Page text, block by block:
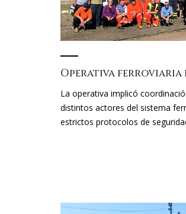
Operativa ferroviaria
La operativa implicó
distintos actores del sistema
estrictos protocolos de